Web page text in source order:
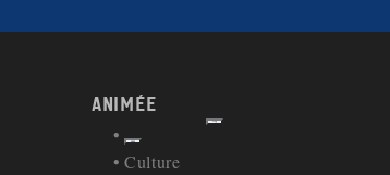
Animée
Afficher
Retour à la navigation
Culture